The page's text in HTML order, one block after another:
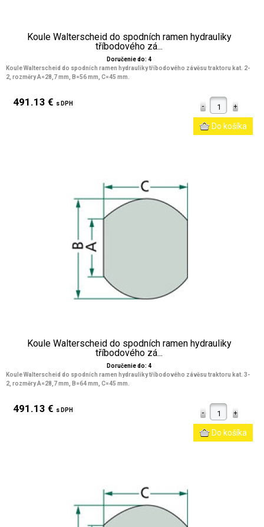
Koule Walterscheid do spodních ramen hydrauliky
tříbodového zá...
Doručenie do: 4
Koule Walterscheid do spodních ramen hydrauliky tříbodového závěsu traktoru kat. 2-
2, rozměry A=28,7 mm, B=56 mm, C=45 mm.
491.13 € s DPH
Koule Walterscheid do spodních ramen hydrauliky
tříbodového zá...
Doručenie do: 4
Koule Walterscheid do spodních ramen hydrauliky tříbodového závěsu traktoru kat. 3-
2, rozměry A=28,7 mm, B=64 mm, C=45 mm.
491.13 € s DPH